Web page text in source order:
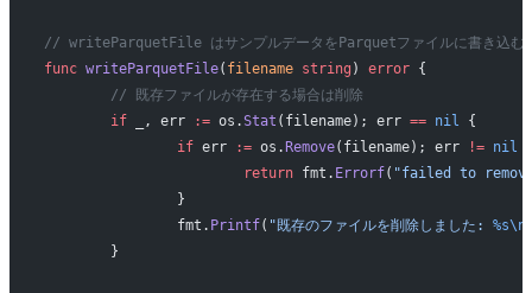
// writeParquetFile はサンプルデータをParquetファイルに書き込む
func writeParquetFile( filename string) error {
	// 既存ファイルが存在する場合は削除
	if
_, err := os.Stat (filename); err == nil {
		if
err := os.Remove(filename); err != nil
			return
fmt. Errorf( "failed to
		}
		fmt.
Printf( "既存のファイルを削除しました: %s\n
	}